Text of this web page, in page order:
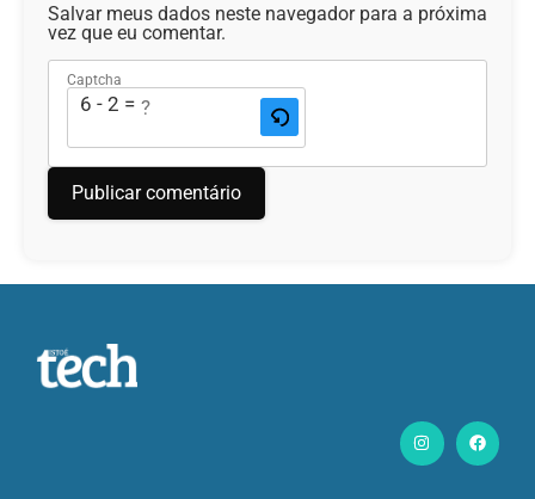
Salvar meus dados neste navegador para a próxima
vez que eu comentar.
Captcha
6 - 2 = ?